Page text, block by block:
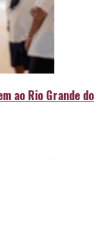
ao Rio Grande do